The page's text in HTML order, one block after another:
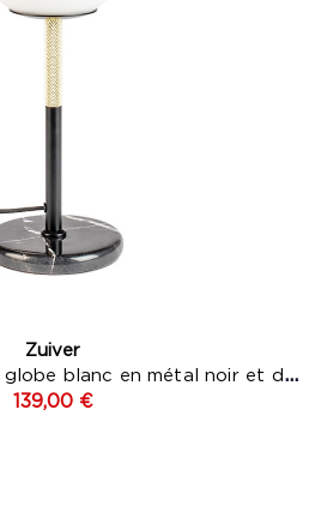
Zuiver
Lampe design à poser globe blanc en métal noir et doré -...
139,00 €